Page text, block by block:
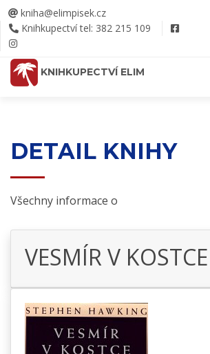
kniha@elimpisek.cz
Knihkupectví tel: 382 215 109
KNIHKUPECTVÍ ELIM
DETAIL KNIHY
Všechny informace o
VESMÍR V KOSTCE